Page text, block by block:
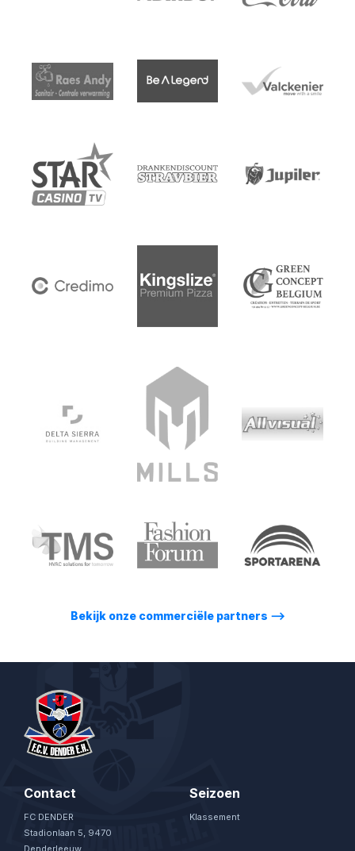
Bekijk onze commerciële partners ⟶
Contact
FC DENDER
Stadionlaan 5, 9470
Denderleeuw
Seizoen
Klassement